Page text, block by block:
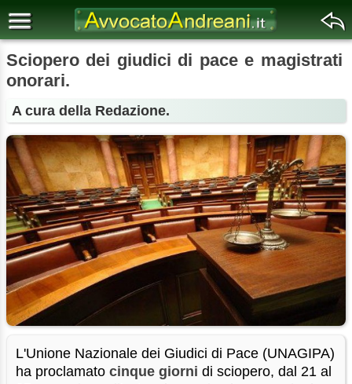
Sciopero dei giudici di pace e magistrati
onorari.
A cura della Redazione.
L'Unione Nazionale dei Giudici di Pace (UNAGIPA)
ha proclamatocinque giorni di sciopero, dal 21 al